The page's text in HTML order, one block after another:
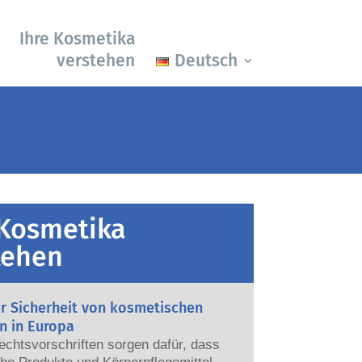
Ihre Kosmetika
verstehen
Deutsch
Sicherheit von kosmetischen
in Europa
sorgen dafür, dass